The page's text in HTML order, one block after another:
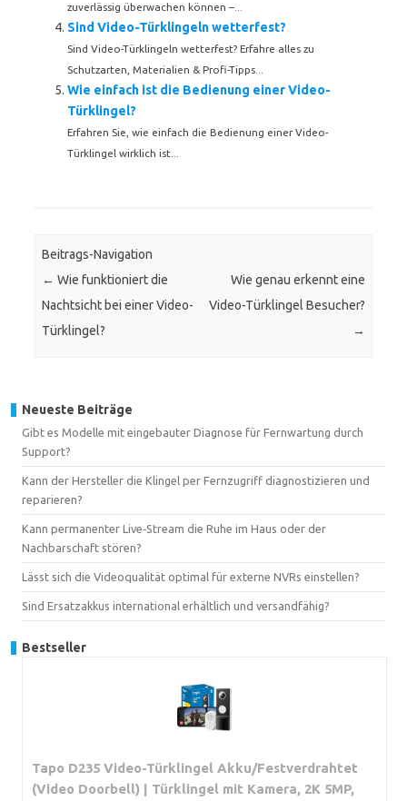
zuverlässig überwachen können –...
Sind Video-Türklingeln wetterfest?
Sind Video-Türklingeln wetterfest? Erfahre alles zu
Schutzarten, Materialien & Profi-Tipps...
Wie einfach ist die Bedienung einer Video-
Türklingel?
Erfahren Sie, wie einfach die Bedienung einer Video-
Türklingel wirklich ist...
Beitrags-Navigation
← Wie funktioniert die
Nachtsicht bei einer Video-
Türklingel?
Wie genau erkennt eine
Video-Türklingel Besucher?
→
Neueste Beiträge
Gibt es Modelle mit eingebauter Diagnose für Fernwartung durch
Support?
Kann der Hersteller die Klingel per Fernzugriff diagnostizieren und
reparieren?
Kann permanenter Live‑Stream die Ruhe im Haus oder der
Nachbarschaft stören?
Lässt sich die Videoqualität optimal für externe NVRs einstellen?
Sind Ersatzakkus international erhältlich und versandfähig?
Bestseller
Tapo D235 Video-Türklingel Akku/Festverdrahtet
(Video Doorbell) | Türklingel mit Kamera, 2K 5MP,